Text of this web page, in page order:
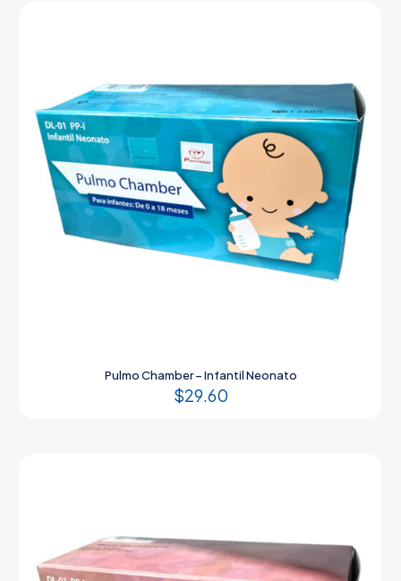
Pulmo Chamber – Infantil Neonato
$29.60